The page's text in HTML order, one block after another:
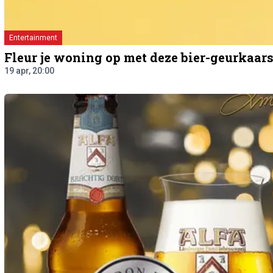
Entertainment
Fleur je woning op met deze bier-geurkaars
19 apr, 20:00